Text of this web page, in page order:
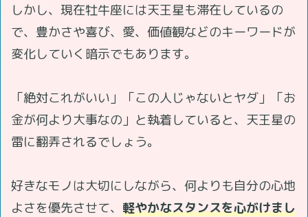
しかし、現在牡牛座には天王星も滞在しているの
で、豊かさや喜び、愛、価値観などのキーワードが
変化していく暗示でもあります。
「絶対これがいい」「この人じゃないとヤダ」「お
金が何より大事なの」と執着していると、天王星の
雷に翻弄されるでしょう。
好きなモノは大切にしながら、何よりも自分の心地
よさを優先させて、 軽やかなスタンスを心がけまし